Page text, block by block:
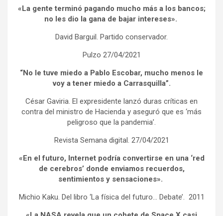
«La gente terminó pagando mucho más a los bancos;
no les dio la gana de bajar intereses».
David Barguil. Partido conservador.
Pulzo 27/04/2021
“No le tuve miedo a Pablo Escobar, mucho menos le
voy a tener miedo a Carrasquilla”.
César Gaviria. El expresidente lanzó duras críticas en
contra del ministro de Hacienda y aseguró que es ‘más
peligroso que la pandemia’.
Revista Semana digital. 27/04/2021
«En el futuro, Internet podría convertirse en una ‘red
de cerebros’ donde enviamos recuerdos,
sentimientos y sensaciones».
Michio Kaku. Del libro ‘La física del futuro… Debate’. 2011